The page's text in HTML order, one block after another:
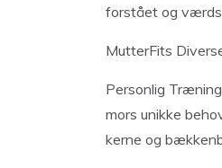
forstået og
MutterFits
Personlig
mors unikke
kerne og